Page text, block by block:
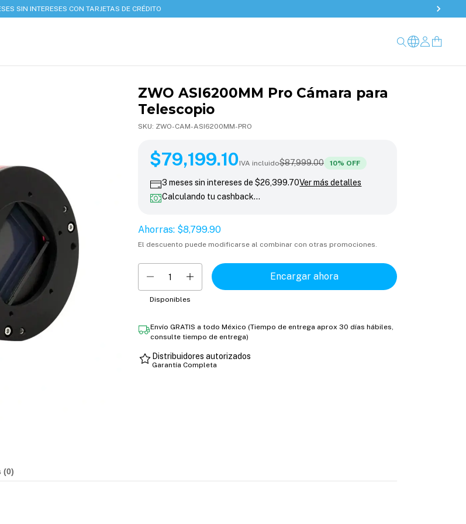
SIN INTERESES CON TARJETAS DE CRÉDITO
ZWO ASI6200MM Pro Cámara para
Telescopio
SKU: ZWO-CAM-ASI6200MM-PRO
$79,199.10 10 % OFF
$79,199.10IVA incluido$87,999.00 10% OFF
3 meses sin intereses de$26,399.70Ver más detalles
Calculando tu cashback…
Ahorras: $8,799.90
El descuento puede modificarse al combinar con otras promociones.
Disponibles
Envío GRATIS a todo México (Tiempo de entrega aprox 30 días hábiles,
consulte tiempo de entrega)
Distribuidores autorizados
Garantía Completa
(0)